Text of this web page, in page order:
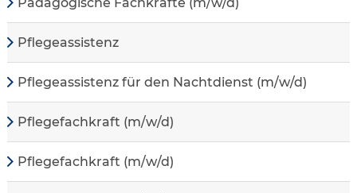
Pflegeassistenz
Pflegeassistenz für den Nachtdienst (m/w/d)
Pflegefachkraft (m/w/d)
Pflegefachkraft (m/w/d)